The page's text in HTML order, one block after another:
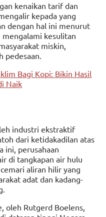
kenaikan tarif dan
kepada yang
dengan hal ini menurut
mengalami kesulitan
miskin,
pedesaan.
Bagi Kopi: Bikin Hasil
Naik
industri ekstraktif
dari ketidakadilan atas
ini, perusahaan
di tangkapan air hulu
aliran hilir yang
adat dan kadang-
oleh Rutgerd Boelens,